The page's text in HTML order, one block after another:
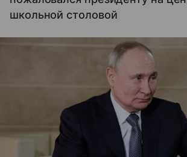
школьной столовой